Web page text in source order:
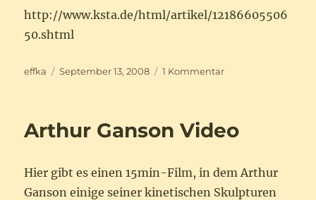
http://www.ksta.de/html/artikel/12186605506
50.shtml
Autor
effka
Veröffentlicht
September 13, 2008 1 Kommentarzu
Tsangaris
Arthur Ganson Video
Hier gibt es einen 15min-Film, in dem Arthur
Ganson einige seiner kinetischen Skulpturen